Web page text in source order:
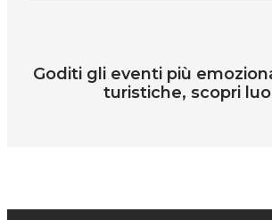
Goditi gli eventi più
turistiche, scopri